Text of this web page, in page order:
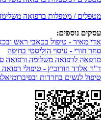
מטפלים / מטפלות ברפואה
עסקים נוספים:
אדי מאיר - טיפול בכאבי ראש
סחר חורי - עיסוי הוליסטי בחיפה
מרפאה לרפואה משלימה ורפואה
ד"ר אלדד הורוביץ - טיפולי רפואה
טיפול לנשים בחרדות